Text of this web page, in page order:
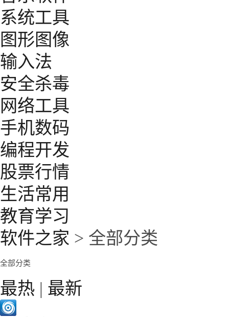
系统工具
图形图像
输入法
安全杀毒
网络工具
手机数码
编程开发
股票行情
生活常用
教育学习
软件之家 > 全部分类
全部分类
最热 | 最新